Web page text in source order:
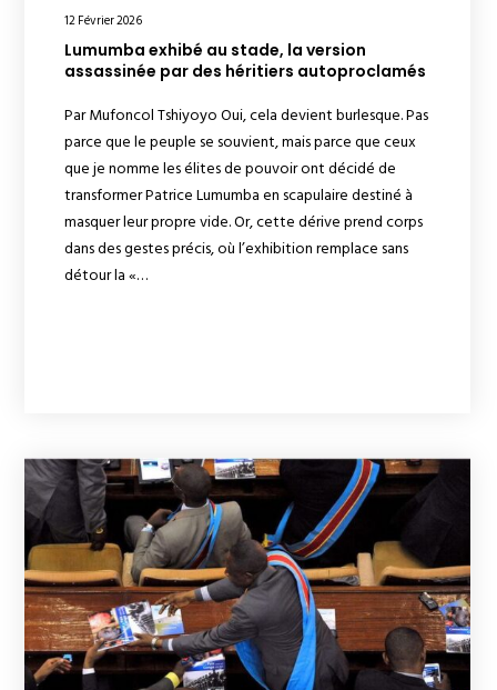
12 Février 2026
Lumumba exhibé au stade, la version
assassinée par des héritiers autoproclamés
Par Mufoncol Tshiyoyo Oui, cela devient burlesque. Pas
parce que le peuple se souvient, mais parce que ceux
que je nomme les élites de pouvoir ont décidé de
transformer Patrice Lumumba en scapulaire destiné à
masquer leur propre vide. Or, cette dérive prend corps
dans des gestes précis, où l’exhibition remplace sans
détour la «…